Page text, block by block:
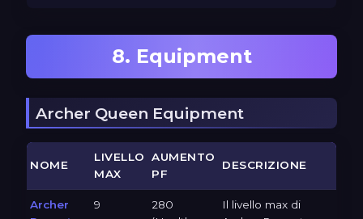
8. Equipment
Archer Queen Equipment
NOME
LIVELLO
MAX
AUMENTO
PF
DESCRIZIONE
Archer
9
280
Il livello max di